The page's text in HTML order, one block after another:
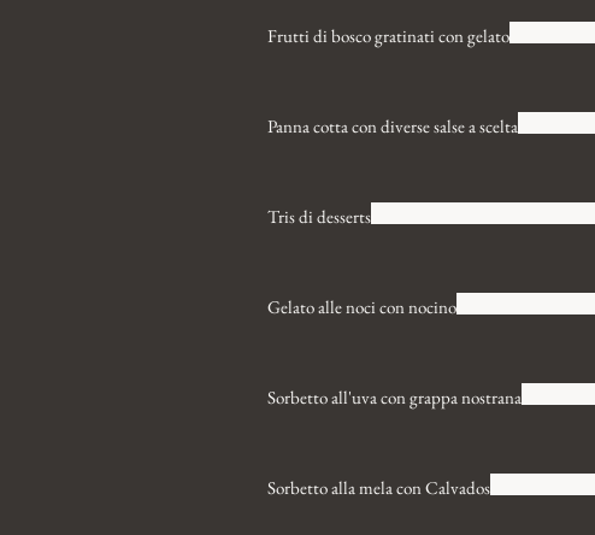
Frutti di bosco gratinati con gelato
Panna cotta con diverse salse a scelta
Tris di desserts
Gelato alle noci con nocino
Sorbetto all'uva con grappa nostrana
Sorbetto alla mela con Calvados